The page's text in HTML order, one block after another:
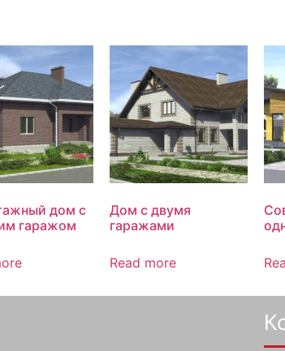
дом с
гаражом
Дом с двумя
гаражами
Read more